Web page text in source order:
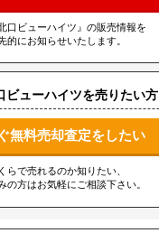
口ビューハイツ』の販売情報を
的にお知らせいたします。
ビューハイツを売りたい方
無料売却査定をしたい
らで売れるのか知りたい、
の方はお気軽にご相談下さい。